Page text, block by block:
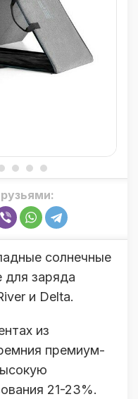
солнечные
для заряда
и Delta.
из
премиум-
21-23%.